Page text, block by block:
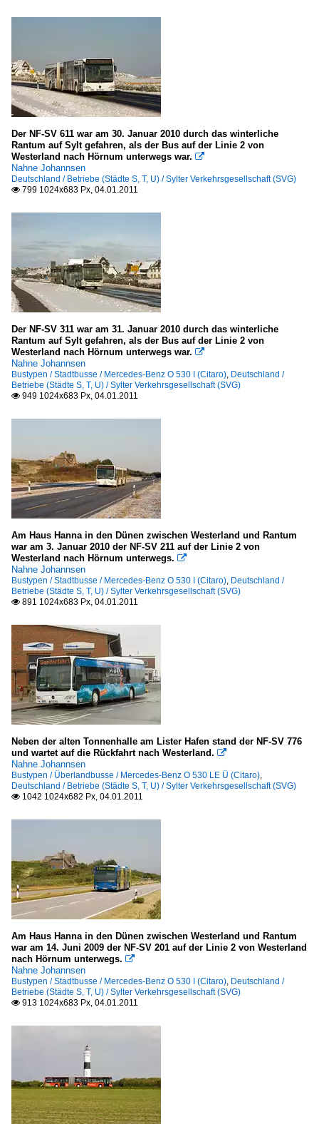
Der NF-SV 611 war am 30. Januar 2010 durch das winterliche
Rantum auf Sylt gefahren, als der Bus auf der Linie 2 von
Westerland nach Hörnum unterwegs war. 
Nahne Johannsen
Deutschland / Betriebe (Städte S, T, U) / Sylter Verkehrsgesellschaft (SVG)
 799 1024x683 Px, 04.01.2011
Der NF-SV 311 war am 31. Januar 2010 durch das winterliche
Rantum auf Sylt gefahren, als der Bus auf der Linie 2 von
Westerland nach Hörnum unterwegs war. 
Nahne Johannsen
Bustypen / Stadtbusse / Mercedes-Benz O 530 I (Citaro), Deutschland /
Betriebe (Städte S, T, U) / Sylter Verkehrsgesellschaft (SVG)
 949 1024x683 Px, 04.01.2011
Am Haus Hanna in den Dünen zwischen Westerland und Rantum
war am 3. Januar 2010 der NF-SV 211 auf der Linie 2 von
Westerland nach Hörnum unterwegs. 
Nahne Johannsen
Bustypen / Stadtbusse / Mercedes-Benz O 530 I (Citaro), Deutschland /
Betriebe (Städte S, T, U) / Sylter Verkehrsgesellschaft (SVG)
 891 1024x683 Px, 04.01.2011
Neben der alten Tonnenhalle am Lister Hafen stand der NF-SV 776
und wartet auf die Rückfahrt nach Westerland. 
Nahne Johannsen
Bustypen / Überlandbusse / Mercedes-Benz O 530 LE Ü (Citaro),
Deutschland / Betriebe (Städte S, T, U) / Sylter Verkehrsgesellschaft (SVG)
 1042 1024x682 Px, 04.01.2011
Am Haus Hanna in den Dünen zwischen Westerland und Rantum
war am 14. Juni 2009 der NF-SV 201 auf der Linie 2 von Westerland
nach Hörnum unterwegs. 
Nahne Johannsen
Bustypen / Stadtbusse / Mercedes-Benz O 530 I (Citaro), Deutschland /
Betriebe (Städte S, T, U) / Sylter Verkehrsgesellschaft (SVG)
 913 1024x683 Px, 04.01.2011